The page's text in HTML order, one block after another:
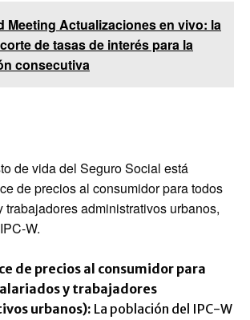
Meeting Actualizaciones en vivo: la
de tasas de interés para la
consecutiva
de vida del Seguro Social está
de precios al consumidor para todos
trabajadores administrativos urbanos,
W.
de precios al consumidor para
y trabajadores
urbanos): La población del IPC-W